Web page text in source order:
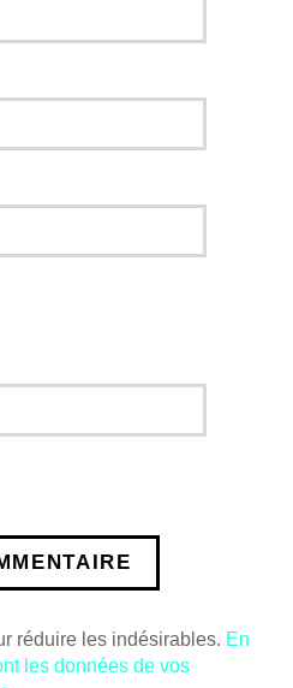
réduire les indésirables. En
les données de vos